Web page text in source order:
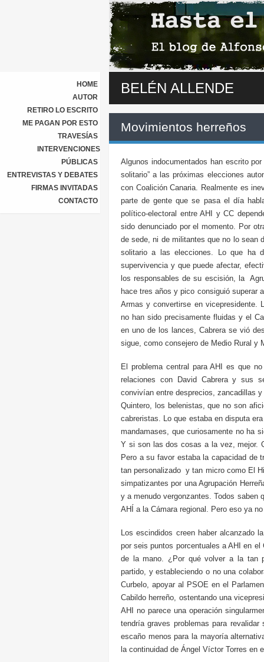
HOME
AUTOR
RETIRO LO ESCRITO
ME PAGAN POR ESTO
TRAVESÍAS
INTERVENCIONES
PÚBLICAS
ENTREVISTAS Y DEBATES
FIRMAS INVITADAS
CONTACTO
BELÉN ALLENDE
Movimientos herreños
Algunos indocumentados han escrito
solitario” a las próximas elecciones
con Coalición Canaria. Realmente es
parte de gente que se pasa el día
político-electoral entre AHI y CC
sido denunciado por el momento. Por
de sede, ni de militantes que no lo sean
solitario a las elecciones. Lo que ha
supervivencia y que puede afectar,
los responsables de su escisión, la
hace tres años y pico consiguió superar
Armas y convertirse en vicepresidente.
no han sido precisamente fluidas y el
en uno de los lances, Cabrera se vió
sigue, como consejero de Medio Rural
El problema central para AHI es que
relaciones con David Cabrera y sus
convivían entre desprecios, zancadillas
Quintero, los belenistas, que no son
cabreristas. Lo que estaba en disputa
mandamases, que curiosamente no ha
Y si son las dos cosas a la vez, mejor.
Pero a su favor estaba la capacidad de
tan personalizado y tan micro como El
simpatizantes por una Agrupación
y a menudo vergonzantes. Todos saben
AHÍ a la Cámara regional. Pero eso ya
Los escindidos creen haber alcanzado
por seis puntos porcentuales a AHI en
de la mano. ¿Por qué volver a la tan
partido, y estableciendo o no una
Curbelo, apoyar al PSOE en el
Cabildo herreño, ostentando una
AHI no parece una operación
tendría graves problemas para
escaño menos para la mayoría
la continuidad de Ángel Víctor Torres en